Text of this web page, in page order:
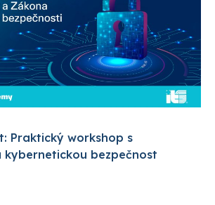
Praktický workshop s
kybernetickou bezpečnost